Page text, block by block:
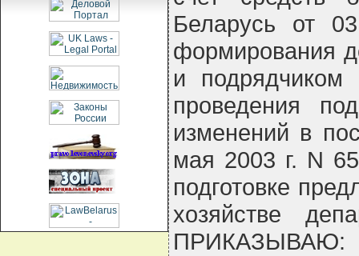
Беларусь от
формирования
и подрядчиком
проведения
изменений в
мая 2003 г. N
подготовке
хозяйстве
ПРИКАЗЫВАЮ: